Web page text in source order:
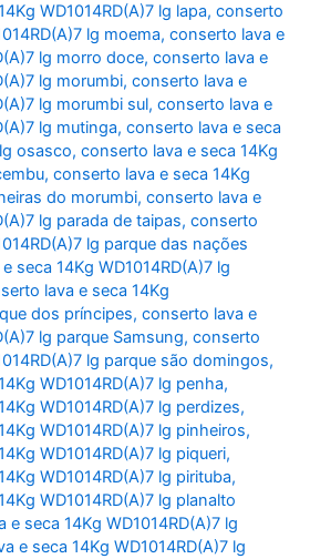
WD1014RD(A)7 lg lapa,conserto
lg moema,conserto lava e
lg morro doce,conserto lava e
lg morumbi,conserto lava e
lg morumbi sul,conserto lava e
lg mutinga,conserto lava e seca
osasco,conserto lava e seca 14Kg
,conserto lava e seca 14Kg
do morumbi,conserto lava e
lg parada de taipas,conserto
lg parque das nações
seca 14Kg WD1014RD(A)7 lg
lava e seca 14Kg
dos príncipes,conserto lava e
lg parque Samsung,conserto
lg parque são domingos,
WD1014RD(A)7 lg penha,
WD1014RD(A)7 lg perdizes,
WD1014RD(A)7 lg pinheiros,
WD1014RD(A)7 lg piqueri,
WD1014RD(A)7 lg pirituba,
WD1014RD(A)7 lg planalto
e seca 14Kg WD1014RD(A)7 lg
e seca 14Kg WD1014RD(A)7 lg